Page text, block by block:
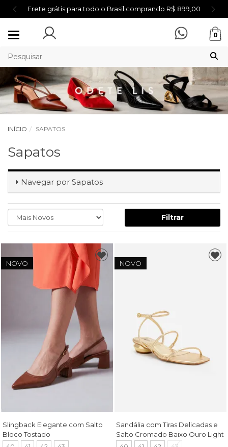
Frete grátis para todo o Brasil comprando R$ 899,00
Mudar
0
INÍCIO SAPATOS
Sapatos
Navegar por Sapatos
Filtrar
NOVO
Slingback Elegante com Salto
Bloco Tostado
NOVO
Sandália com Tiras Delicadas e
Salto Cromado Baixo Ouro Light